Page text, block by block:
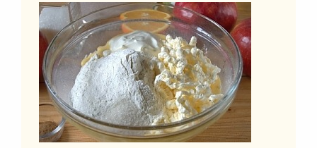
ВТОРЫЕ
БЛЮДА